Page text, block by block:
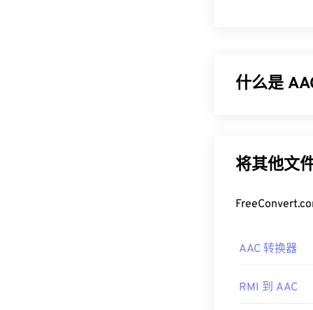
什么是
式。ISO/IEC
时提供与未压
如何打开
文件。不过，
此外，由于
开，例如
将其他文
AAC 转换器
RMI 到 AAC